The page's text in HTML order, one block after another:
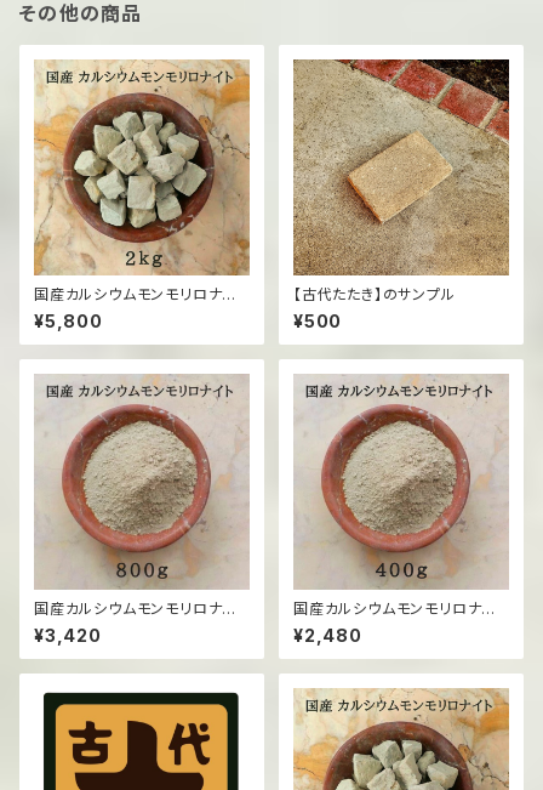
その他の商品
国産カルシウムモンモリロナイト
（固形）/2kg
¥5,800
【古代たたき】のサンプル
¥500
国産カルシウムモンモリロナイト
（粉末）/800g
¥3,420
国産カルシウムモンモリロナイト
（粉末）/400g
¥2,480